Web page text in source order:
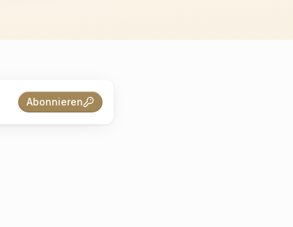
Abonnieren